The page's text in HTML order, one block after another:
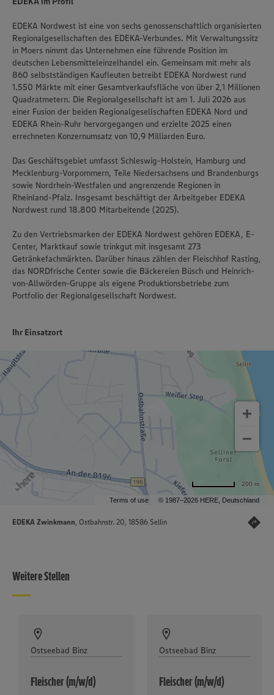
EDEKA Nordwest ist eine von sechs genossenschaftlich organisierten
Regionalgesellschaften des EDEKA-Verbundes. Mit Verwaltungssitz
in Moers nimmt das Unternehmen eine führende Position im
deutschen Lebensmitteleinzelhandel ein. Gemeinsam mit mehr als
860 selbstständigen Kaufleuten betreibt EDEKA Nordwest rund
1.550 Märkte mit einer Gesamtverkaufsfläche von über 2,1 Millionen
Quadratmetern. Die Regionalgesellschaft ist am 1. Juli 2026 aus
einer Fusion der beiden Regionalgesellschaften EDEKA Nord und
EDEKA Rhein-Ruhr hervorgegangen und erzielte 2025 einen
errechneten Konzernumsatz von 10,9 Milliarden Euro.
Das Geschäftsgebiet umfasst Schleswig-Holstein, Hamburg und
Mecklenburg-Vorpommern, Teile Niedersachsens und Brandenburgs
sowie Nordrhein-Westfalen und angrenzende Regionen in
Rheinland-Pfalz. Insgesamt beschäftigt der Arbeitgeber EDEKA
Nordwest rund 18.800 Mitarbeitende (2025).
Zu den Vertriebsmarken der EDEKA Nordwest gehören EDEKA, E-
Center, Marktkauf sowie trinkgut mit insgesamt 273
Getränkefachmärkten. Darüber hinaus zählen der Fleischhof Rasting,
das NORDfrische Center sowie die Bäckereien Büsch und Heinrich-
von-Allwörden-Gruppe als eigene Produktionsbetriebe zum
Portfolio der Regionalgesellschaft Nordwest.
Ihr Einsatzort
Terms of use © 1987–2026 HERE, Deutschland
200 m
EDEKA Zwinkmann, Ostbahnstr. 20, 18586 Sellin
Weitere Stellen
Ostseebad Binz
Fleischer (m/w/d)
Ostseebad Binz
Fleischer (m/w/d)